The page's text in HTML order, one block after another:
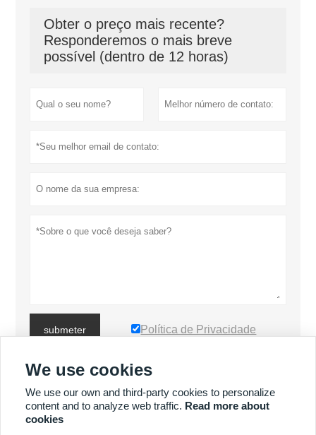
Obter o preço mais recente?
Responderemos o mais breve
possível (dentro de 12 horas)
submeter Política de Privacidade
MAIS SERVIÇOS
We use cookies
We use our own and third-party cookies to personalize
content and to analyze web traffic. Read more about
cookies